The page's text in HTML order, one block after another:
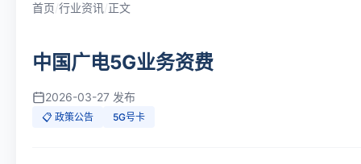
首页 行业资讯 正文
中国广电5G业务资费
2026-03-27 发布
📋 政策公告 5G号卡